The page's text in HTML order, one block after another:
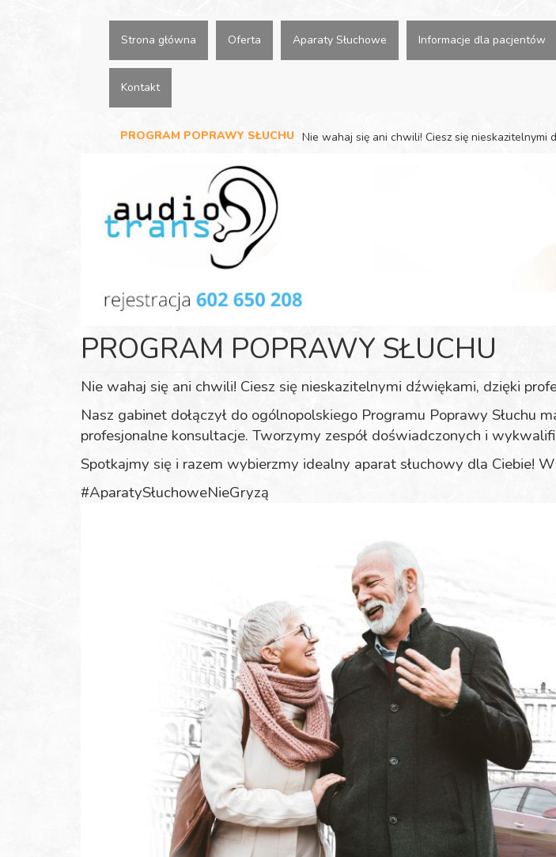
Strona główna Oferta Aparaty Słuchowe Informacje dla pacjentów
Kontakt
PROGRAM POPRAWY SŁUCHU Nie wahaj się ani chwili! Ciesz się nieskazitelnymi
PROGRAM POPRAWY SŁUCHU
Nie wahaj się ani chwili! Ciesz się nieskazitelnymi dźwiękami, dzięki
Nasz gabinet dołączył do ogólnopolskiego Programu Poprawy Słuchu
profesjonalne konsultacje. Tworzymy zespół doświadczonych i
Spotkajmy się i razem wybierzmy idealny aparat słuchowy dla Ciebie!
#AparatySłuchoweNieGryzą